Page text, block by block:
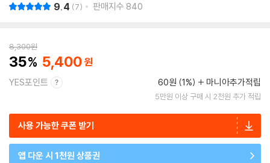
9.4 7 판매지수 840
8,300원
35 5,400
YES포인트 60원 (1%) 마니아추가적립
5만원 이상 구매 시 2천원 추가 적립
사용 가능한 쿠폰 받기
앱 다운 시 1천원 상품권